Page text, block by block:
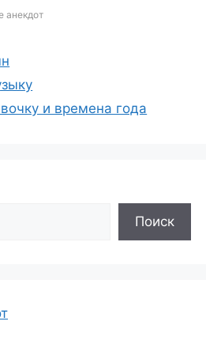
анекдот
и времена года
Поиск